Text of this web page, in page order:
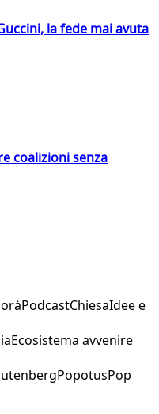
la fede mai avuta
coalizioni senza
PodcastChiesaIdee e
Ecosistema avvenire
PopotusPop